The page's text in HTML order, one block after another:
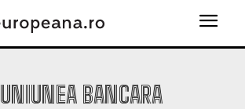
UNIUNEA BANCARA